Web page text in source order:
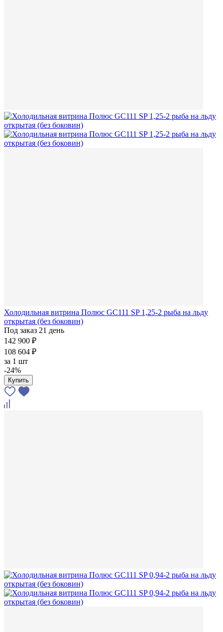
Холодильная витрина Полюс GC111 SP 1,25-2 рыба на льду
открытая (без боковин)
Под заказ 21 день
142 900 ₽
108 604 ₽
за 1 шт
-24%
Купить